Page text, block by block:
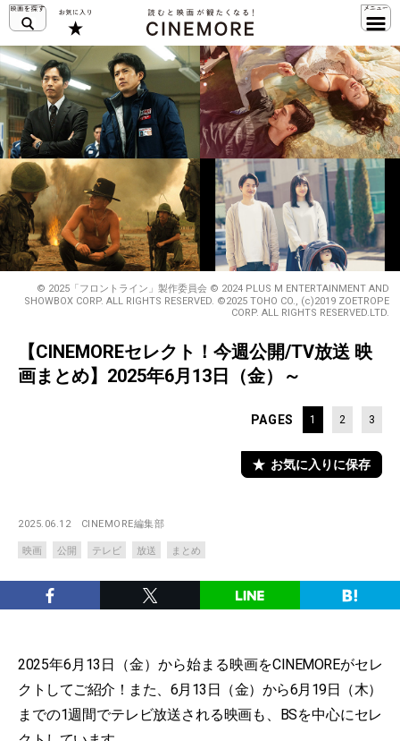
© 2025「フロントライン」製作委員会 © 2024 PLUS M ENTERTAINMENT AND
SHOWBOX CORP. ALL RIGHTS RESERVED. ©2025 TOHO CO., (c)2019 ZOETROPE
CORP. ALL RIGHTS RESERVED.LTD.
【CINEMOREセレクト！今週公開/TV放送 映
画まとめ】2025年6月13日（金）～
PAGES 1 2 3
お気に入りに保存
2025.06.12 CINEMORE編集部
映画 公開 テレビ 放送 まとめ
2025年6月13日（金）から始まる映画をCINEMOREがセレ
クトしてご紹介！また、6月13日（金）から6月19日（木）
までの1週間でテレビ放送される映画も、BSを中心にセレ